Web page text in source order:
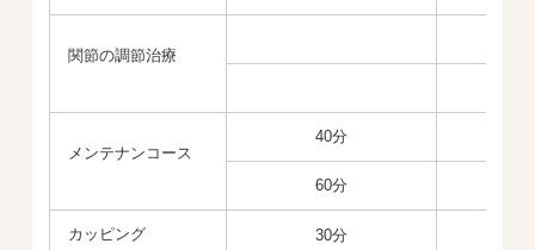
関節の調節治療
メンテナンコース
40分
60分
カッピング 30分